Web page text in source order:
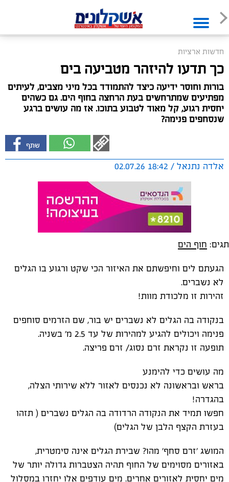
חדשות ארציות
כך תדעו להיזהר מטביעה בים
בורות וחוסר ידיעה כיצד להתמודד בכל מיני מצבים, לעיתים
מפתיעים שמתרחשים בעת הרחצה בחוף הים. גם כשהים
יחסית רגוע, קל מאוד לטבוע בתוכו. אז מה עושים ברגע
שנסחפים פנימה?
אלדה נתנאל / 18:42 02.07.26
תגים: חוף הים
הגעתם לים וחיפשתם את האיזור הכי שקט ורגוע בו הגלים
לא נשברים.
זהירות זו מלכודת מוות!
בנקודה בה הגלים לא נשברים יש בור, שם הזרמים סוחפים
פנימה ויכולים להגיע למהירות של עד 2.5 מ׳ בשניה.
תופעה זו נקראת זרם נסוג/ זרם פריצה.
מה עושים כדי להימנע
בראש ובראשונה לא נכנסים לאזור ללא שירותי הצלה,
בהגדרה!
חפשו תמיד את הנקודה הרדודה בה הגלים נשברים ( תזהו
בעזרת הקצף הלבן של הגלים)
המושג 'זרם סחף' מהו? שבירת הגלים אינה סימטרית,
באזורים מסוימים של החוף תהיה הצטברות גדולה יותר של
מים יחסית לאזורים אחרים. מים עודפים אלו יחזרו במסלול